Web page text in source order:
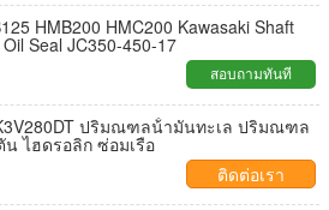
HMB200 HMC200 Kawasaki Shaft
Seal JC350-450-17
สอบถามทันที
ปริมณฑลน้ํามันทะเล ปริมณฑล
ไฮดรอลิก ซ่อมเรือ
ติดต่อเรา